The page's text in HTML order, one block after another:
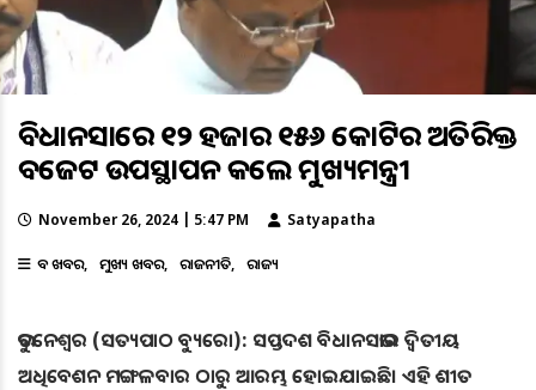
ବିଧାନସଭାରେ ୧୨ ହଜାର ୧୫୬ କୋଟିର ଅତିରିକ୍ତ
ବଜେଟ ଉପସ୍ଥାପନ କଲେ ମୁଖ୍ୟମନ୍ତ୍ରୀ
November 26, 2024 | 5:47 PM Satyapatha
ବଡ ଖବର ମୁଖ୍ୟ ଖବର ରାଜନୀତି ରାଜ୍ୟ
ଭୁବନେଶ୍ୱର (ସତ୍ୟପାଠ ବ୍ୟୁରୋ): ସପ୍ତଦଶ ବିଧାନସଭାର ଦ୍ବିତୀୟ
ଅଧିବେଶନ ମଙ୍ଗଳବାର ଠାରୁ ଆରମ୍ଭ ହୋଇଯାଇଛି। ଏହି ଶୀତ